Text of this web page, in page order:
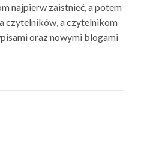
najpierw zaistnieć, a potem
czytelników, a czytelnikom
oraz nowymi blogami